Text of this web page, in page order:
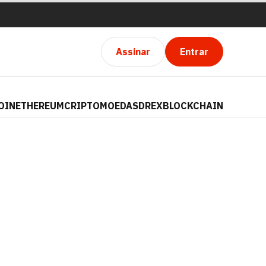
Assinar Entrar
ETHEREUMCRIPTOMOEDASDREXBLOCKCHAIN